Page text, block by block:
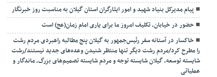
پیام مدیرکل بنیاد شهید و امور ایثارگران استان گیلان به مناسبت روز خبرنگار
حضور در خیابان، تکلیف امروز ما برای یاری امام زمان(عج) است
خاکسار در آستانه سفر رئیس‌جمهور به گیلان پنج مطالبه راهبردی مردم رشت
را مطرح کرد/مردم رشت دیگر تنها منتظر شنیدن وعده‌های جدید نیستند/رشت
شایسته توسعه، گیلان شایسته توجه و مردم شایسته تصمیم‌های بزرگ، ماندگار و
عملیاتی